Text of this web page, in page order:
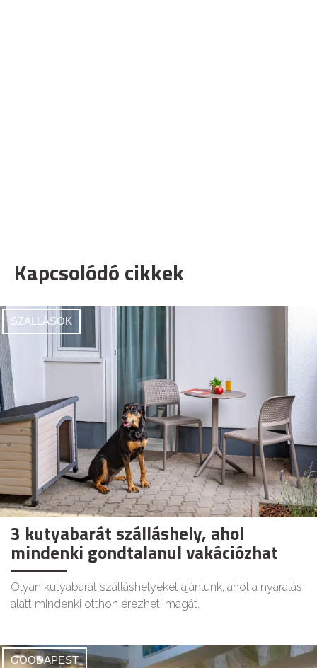
Kapcsolódó cikkek
SZÁLLÁSOK
3 kutyabarát szálláshely, ahol
mindenki gondtalanul vakációzhat
Olyan kutyabarát szálláshelyeket ajánlunk, ahol a nyaralás
alatt mindenki otthon érezheti magát.
GOODAPEST